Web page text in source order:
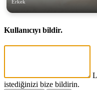
Erkek
Kullanıcıyı bildir.
istediğinizi bize bildirin.